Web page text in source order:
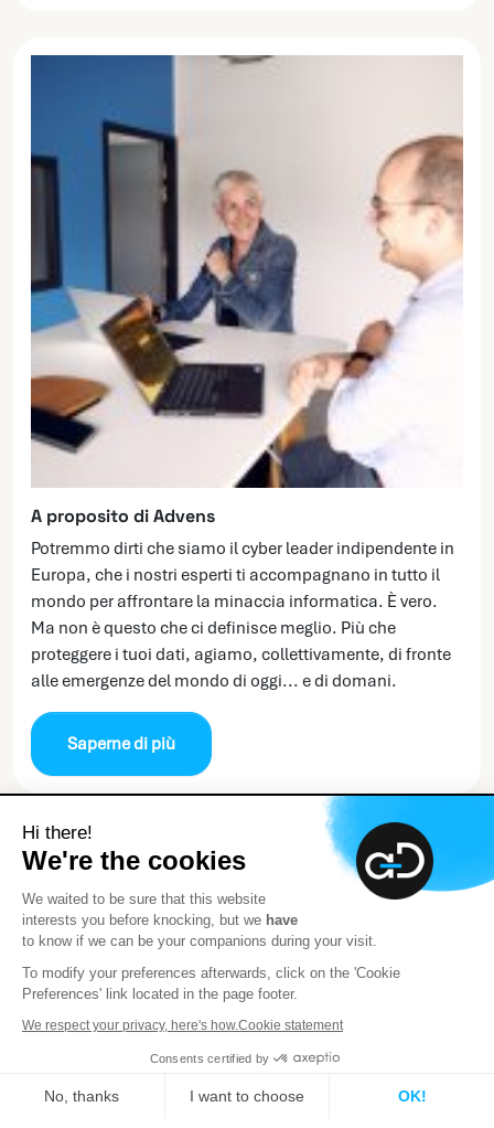
Hi there!
We're the cookies
We waited to be sure that this website
interests you before knocking, but we have
to know if we can be your companions during your visit.
To modify your preferences afterwards, click on the 'Cookie
Preferences' link located in the page footer.
We respect your privacy, here's how.Cookie statement
Consents certified by
No, thanks I want to choose OK!
A proposito di Advens
Potremmo dirti che siamo il cyber leader indipendente in
Europa, che i nostri esperti ti accompagnano in tutto il
mondo per affrontare la minaccia informatica. È vero.
Ma non è questo che ci definisce meglio. Più che
proteggere i tuoi dati, agiamo, collettivamente, di fronte
alle emergenze del mondo di oggi... e di domani.
Saperne di più
Nota sulla Certificazione
La nostra competenza
Selezione del personale